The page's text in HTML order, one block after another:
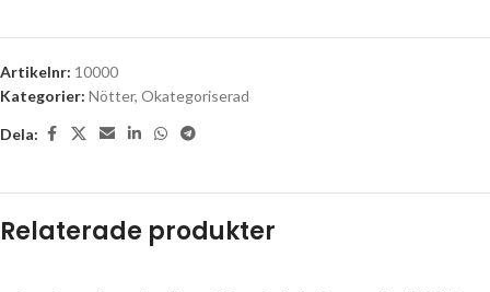
Artikelnr: 10000
Kategorier: Nötter, Okategoriserad
Dela:
Relaterade produkter